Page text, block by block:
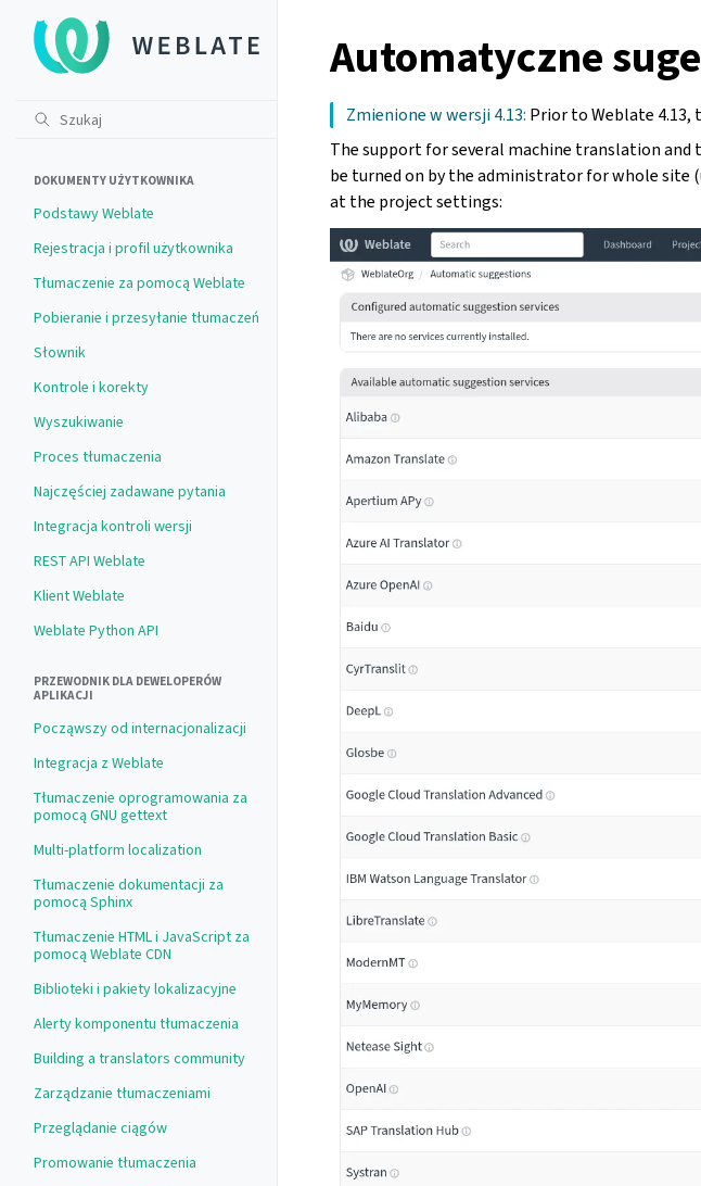
DOKUMENTY UŻYTKOWNIKA
Podstawy Weblate
Rejestracja i profil użytkownika
Tłumaczenie za pomocą Weblate
Pobieranie i przesyłanie tłumaczeń
Słownik
Kontrole i korekty
Wyszukiwanie
Proces tłumaczenia
Najczęściej zadawane pytania
Integracja kontroli wersji
REST API Weblate
Klient Weblate
Weblate Python API
PRZEWODNIK DLA DEWELOPERÓW
APLIKACJI
Począwszy od internacjonalizacji
Integracja z Weblate
Tłumaczenie oprogramowania za
pomocą GNU gettext
Multi-platform localization
Tłumaczenie dokumentacji za
pomocą Sphinx
Tłumaczenie HTML i JavaScript za
pomocą Weblate CDN
Biblioteki i pakiety lokalizacyjne
Alerty komponentu tłumaczenia
Building a translators community
Zarządzanie tłumaczeniami
Przeglądanie ciągów
Promowanie tłumaczenia
Automatyczne
Zmienione w wersji 4.13: Prior to Weblate 4.13,
The support for several machine translation and
be turned on by the administrator for whole site
at the project settings: